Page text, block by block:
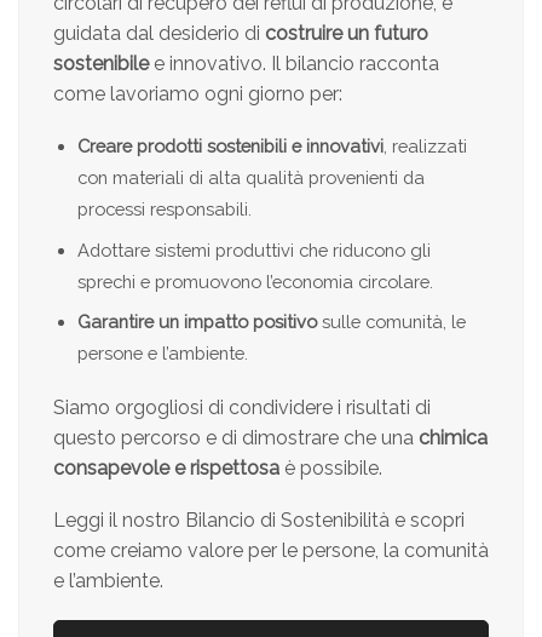
guidata dal desiderio di costruire un futuro
sostenibilee innovativo. Il bilancio racconta
come lavoriamo ogni giorno per:
Creare prodotti sostenibili e innovativi , realizzati
con materiali di alta qualità provenienti da
processi responsabili.
Adottare sistemi produttivi che riducono gli
sprechi e promuovono l’economia circolare.
Garantire un impatto positivosulle comunità, le
persone e l’ambiente.
Siamo orgogliosi di condividere i risultati di
questo percorso e di dimostrare che una chimica
consapevole e rispettosa è possibile.
Leggi il nostro Bilancio di Sostenibilità e scopri
come creiamo valore per le persone, la comunità
e l’ambiente.